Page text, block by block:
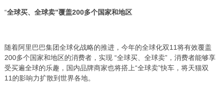
“全球买、全球卖”覆盖200多个国家和地区
随着阿里巴巴集团全球化战略的推进，今年的全球化双11将有效覆盖
200多个国家和地区的消费者，实现 “全球买、全球卖”，消费者能够享
受买遍全球的乐趣，国内品牌商家也将搭上“全球卖”快车，将天猫双
11的影响力扩散到世界各地。